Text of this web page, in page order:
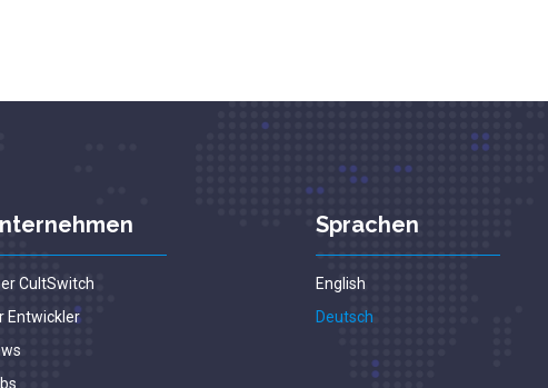
CultSwitch
Entwickler
Sprachen
English
Deutsch